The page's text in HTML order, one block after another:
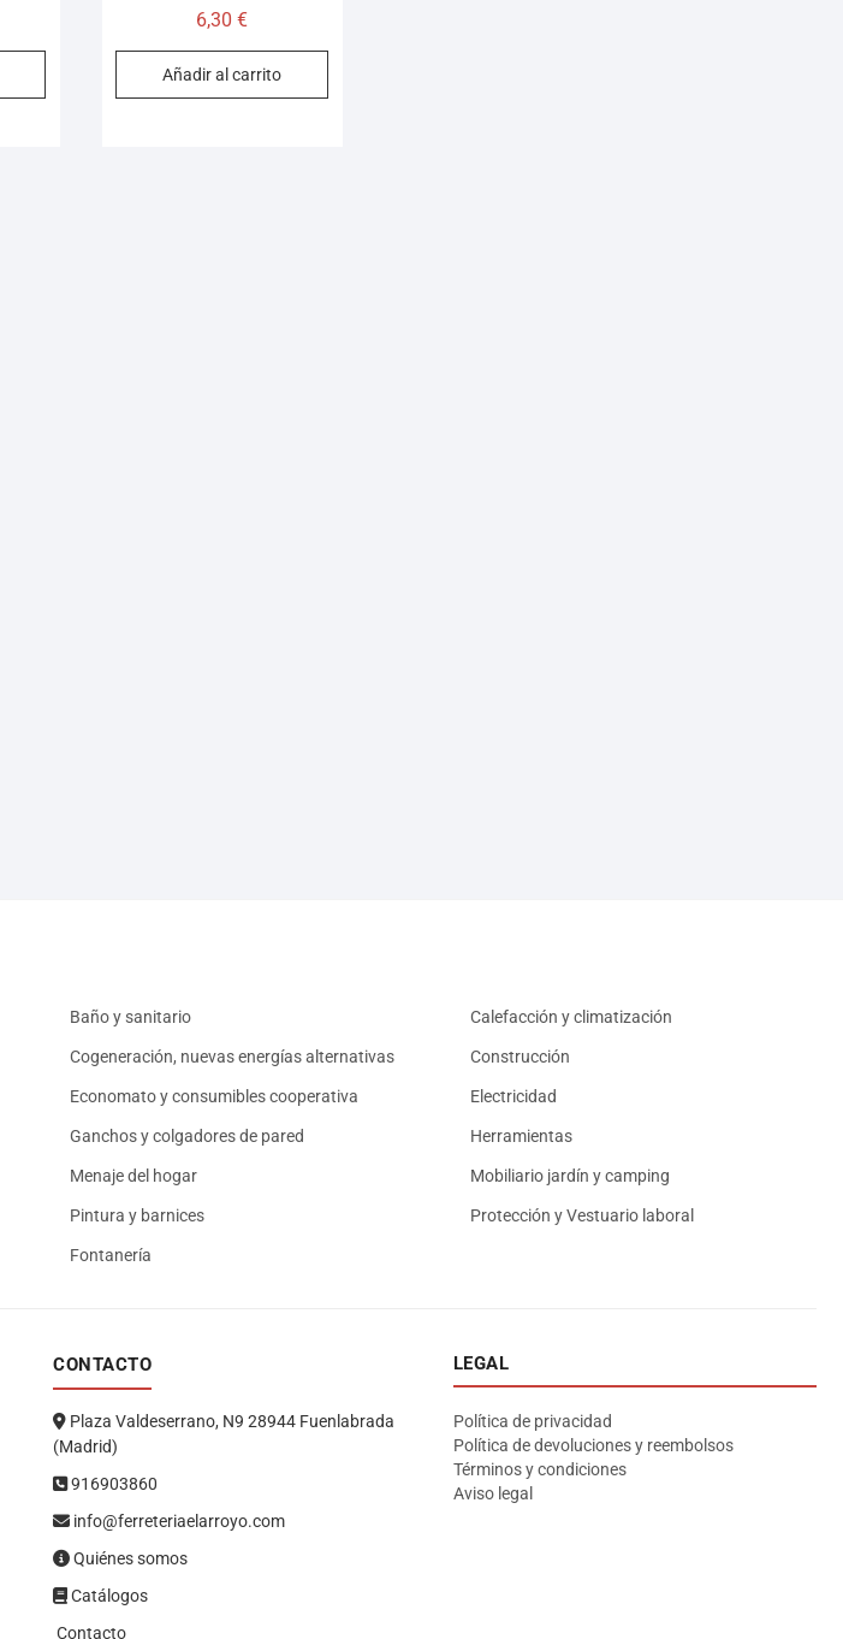
6,30€
Añadir al carrito
Baño y sanitario Calefacción y climatización
Cogeneración, nuevas energías alternativas Construcción
Economato y consumibles cooperativa Electricidad
Ganchos y colgadores de pared Herramientas
Menaje del hogar Mobiliario jardín y camping
Pintura y barnices Protección y Vestuario laboral
Fontanería
CONTACTO
Plaza Valdeserrano, N9 28944 Fuenlabrada
(Madrid)
916903860
info@ferreteriaelarroyo.com
Quiénes somos
Catálogos
Contacto
LEGAL
Política de privacidad
Política de devoluciones y reembolsos
Términos y condiciones
Aviso legal
Asesor El Arroyo
En línea · responde en segundos
WhatsApp